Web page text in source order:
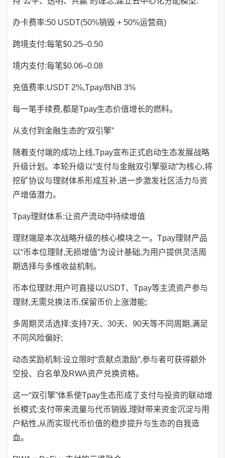
办卡费率:50 USDT(50%销毁 + 50%运营商)
跨境支付:每笔$0.25–0.50
境内支付:每笔$0.06–0.08
充值费率:USDT 2%,Tpay/BNB 3%
每一笔手续费,都是Tpay生态价值增长的燃料。
从支付到金融生态的“双引擎”
随着支付端的成功上线,Tpay宣布正式启动生态发展战略
升级计划。本轮升级以“支付与金融双引擎驱动”为核心,将
挖矿协议与理财体系形成互补,进一步激发社区活力与资
产增值潜力。
Tpay理财体系:让资产流动中持续增值
理财端是本次战略升级的核心模块之一。Tpay理财产品
以“币本位理财,无损增值”为设计基础,为用户提供灵活周
期选择与多维收益机制。
币本位理财:用户可直接以USDT、Tpay等主流资产参与
理财,无需兑换法币,保留币价上涨潜能;
多周期灵活选择:支持7天、30天、90天等不同周期,满足
不同风险偏好;
动态奖励机制:设立限时“贡献点激励”,参与者可获得额外
空投、白名单及RWA资产兑换资格。
这一“双引擎”体系使Tpay生态形成了支付与投资的联动增
长模式:支付带来流量与代币销毁,理财带来资金沉淀与用
户粘性,从而实现代币价值的稳步提升与生态的自我造
血。